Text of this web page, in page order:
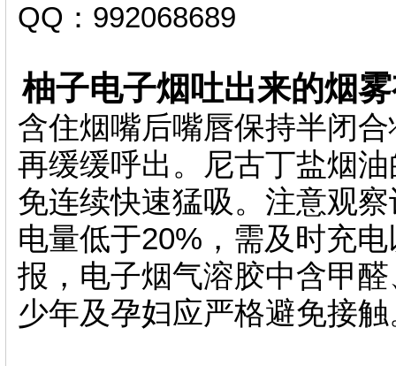
QQ：992068689
柚子电子烟吐出来的烟
含住烟嘴后嘴唇保持半闭
再缓缓呼出。尼古丁盐烟
免连续快速猛吸。注意观
电量低于20%，需及时充
报，电子烟气溶胶中含甲
少年及孕妇应严格避免接触